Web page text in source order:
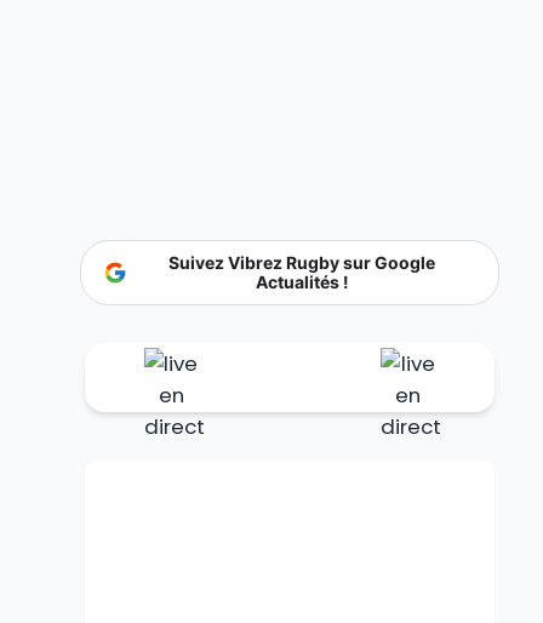
Suivez Vibrez Rugby sur Google
Actualités !